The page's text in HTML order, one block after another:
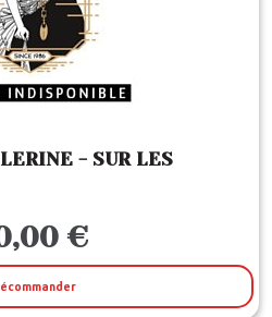
- SUR LES
€